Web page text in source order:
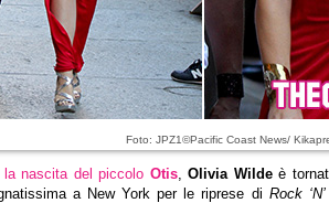
Foto: JPZ1©Pacific Coast News/
la nascita del piccolo Otis,Olivia Wildeè
a New York per le riprese di Rock